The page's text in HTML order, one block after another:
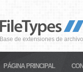
Base de extensiones de
PÁGINA PRINCIPAL